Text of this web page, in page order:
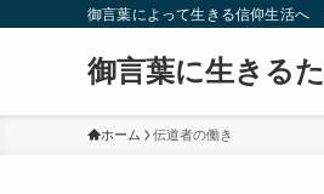
御言葉によって生きる信仰生活へ
御言葉に生きる
ホーム 伝道者の働き